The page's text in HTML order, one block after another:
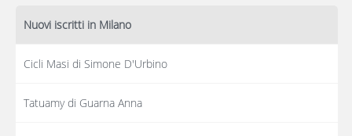
Nuovi iscritti in Milano
Cicli Masi di Simone D'Urbino
Tatuamy di Guarna Anna